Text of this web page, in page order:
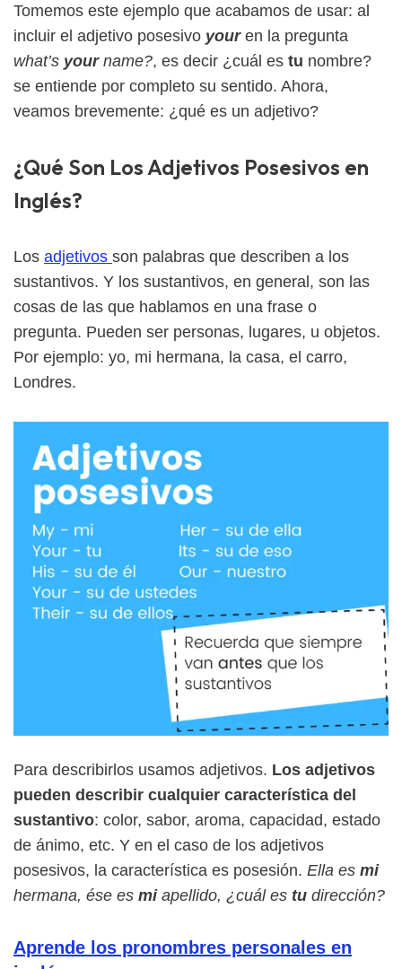
Tomemos este ejemplo que acabamos de usar: al
incluir el adjetivo posesivo your en la pregunta
what’s your name?, es decir ¿cuál es tu nombre?
se entiende por completo su sentido. Ahora,
veamos brevemente: ¿qué es un adjetivo?
¿Qué Son Los Adjetivos Posesivos en
Inglés?
Los adjetivos son palabras que describen a los
sustantivos. Y los sustantivos, en general, son las
cosas de las que hablamos en una frase o
pregunta. Pueden ser personas, lugares, u objetos.
Por ejemplo: yo, mi hermana, la casa, el carro,
Londres.
Para describirlos usamos adjetivos. Los adjetivos
pueden describir cualquier característica del
sustantivo: color, sabor, aroma, capacidad, estado
de ánimo, etc. Y en el caso de los adjetivos
posesivos, la característica es posesión. Ella es mi
hermana, ése es miapellido, ¿cuál es tu dirección?
Aprende los pronombres personales en